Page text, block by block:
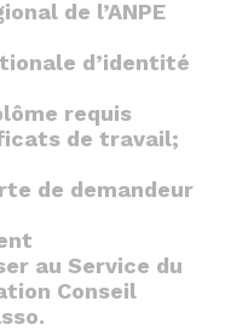
de l’ANPE
d’identité
requis
de travail;
de demandeur
au Service du
Conseil